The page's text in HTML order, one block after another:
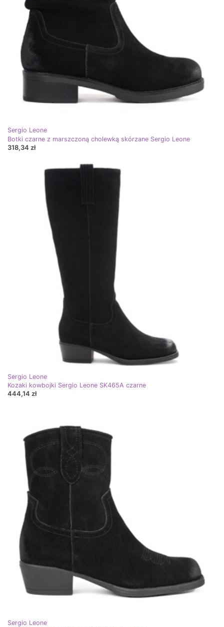
Sergio Leone
Botki czarne z marszczoną cholewką skórzane Sergio Leone
318,34 zł
Sergio Leone
Kozaki kowbojki Sergio Leone SK465A czarne
444,14 zł
Sergio Leone